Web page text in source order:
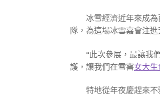
冰雪經濟近年來成
隊，為這場冰雪嘉會注進
“此次參展，最讓我
護，讓我們在雪窖女大
特地從年夜慶趕來